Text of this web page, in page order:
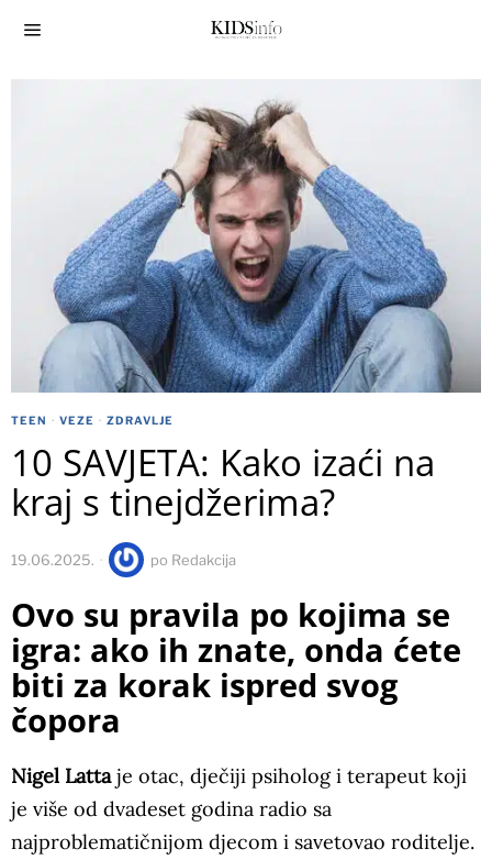
TEEN · VEZE · ZDRAVLJE
10 SAVJETA: Kako izaći na
kraj s tinejdžerima?
19.06.2025. po Redakcija
Ovo su pravila po kojima se
igra: ako ih znate, onda ćete
biti za korak ispred svog
čopora
Nigel Lattaje otac, dječiji psiholog i terapeut koji
je više od dvadeset godina radio sa
najproblematičnijom djecom i savetovao roditelje.